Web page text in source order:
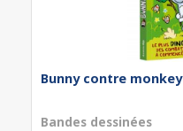
Bunny contre monkey
Bandes dessinées